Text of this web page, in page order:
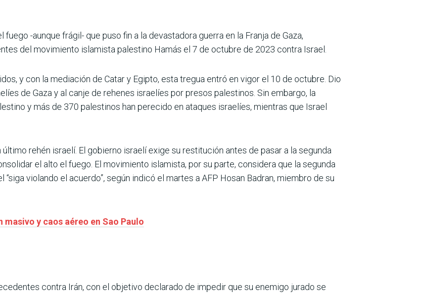
fuego -aunque frágil- que puso fin a la devastadora guerra en la Franja de Gaza,
del movimiento islamista palestino Hamás el 7 de octubre de 2023 contra Israel.
y con la mediación de Catar y Egipto, esta tregua entró en vigor el 10 de octubre. Dio
de Gaza y al canje de rehenes israelíes por presos palestinos. Sin embargo, la
y más de 370 palestinos han perecido en ataques israelíes, mientras que Israel
rehén israelí. El gobierno israelí exige su restitución antes de pasar a la segunda
el alto el fuego. El movimiento islamista, por su parte, considera que la segunda
“siga violando el acuerdo”, según indicó el martes a AFP Hosan Badran, miembro de su
y caos aéreo en Sao Paulo
contra Irán, con el objetivo declarado de impedir que su enemigo jurado se